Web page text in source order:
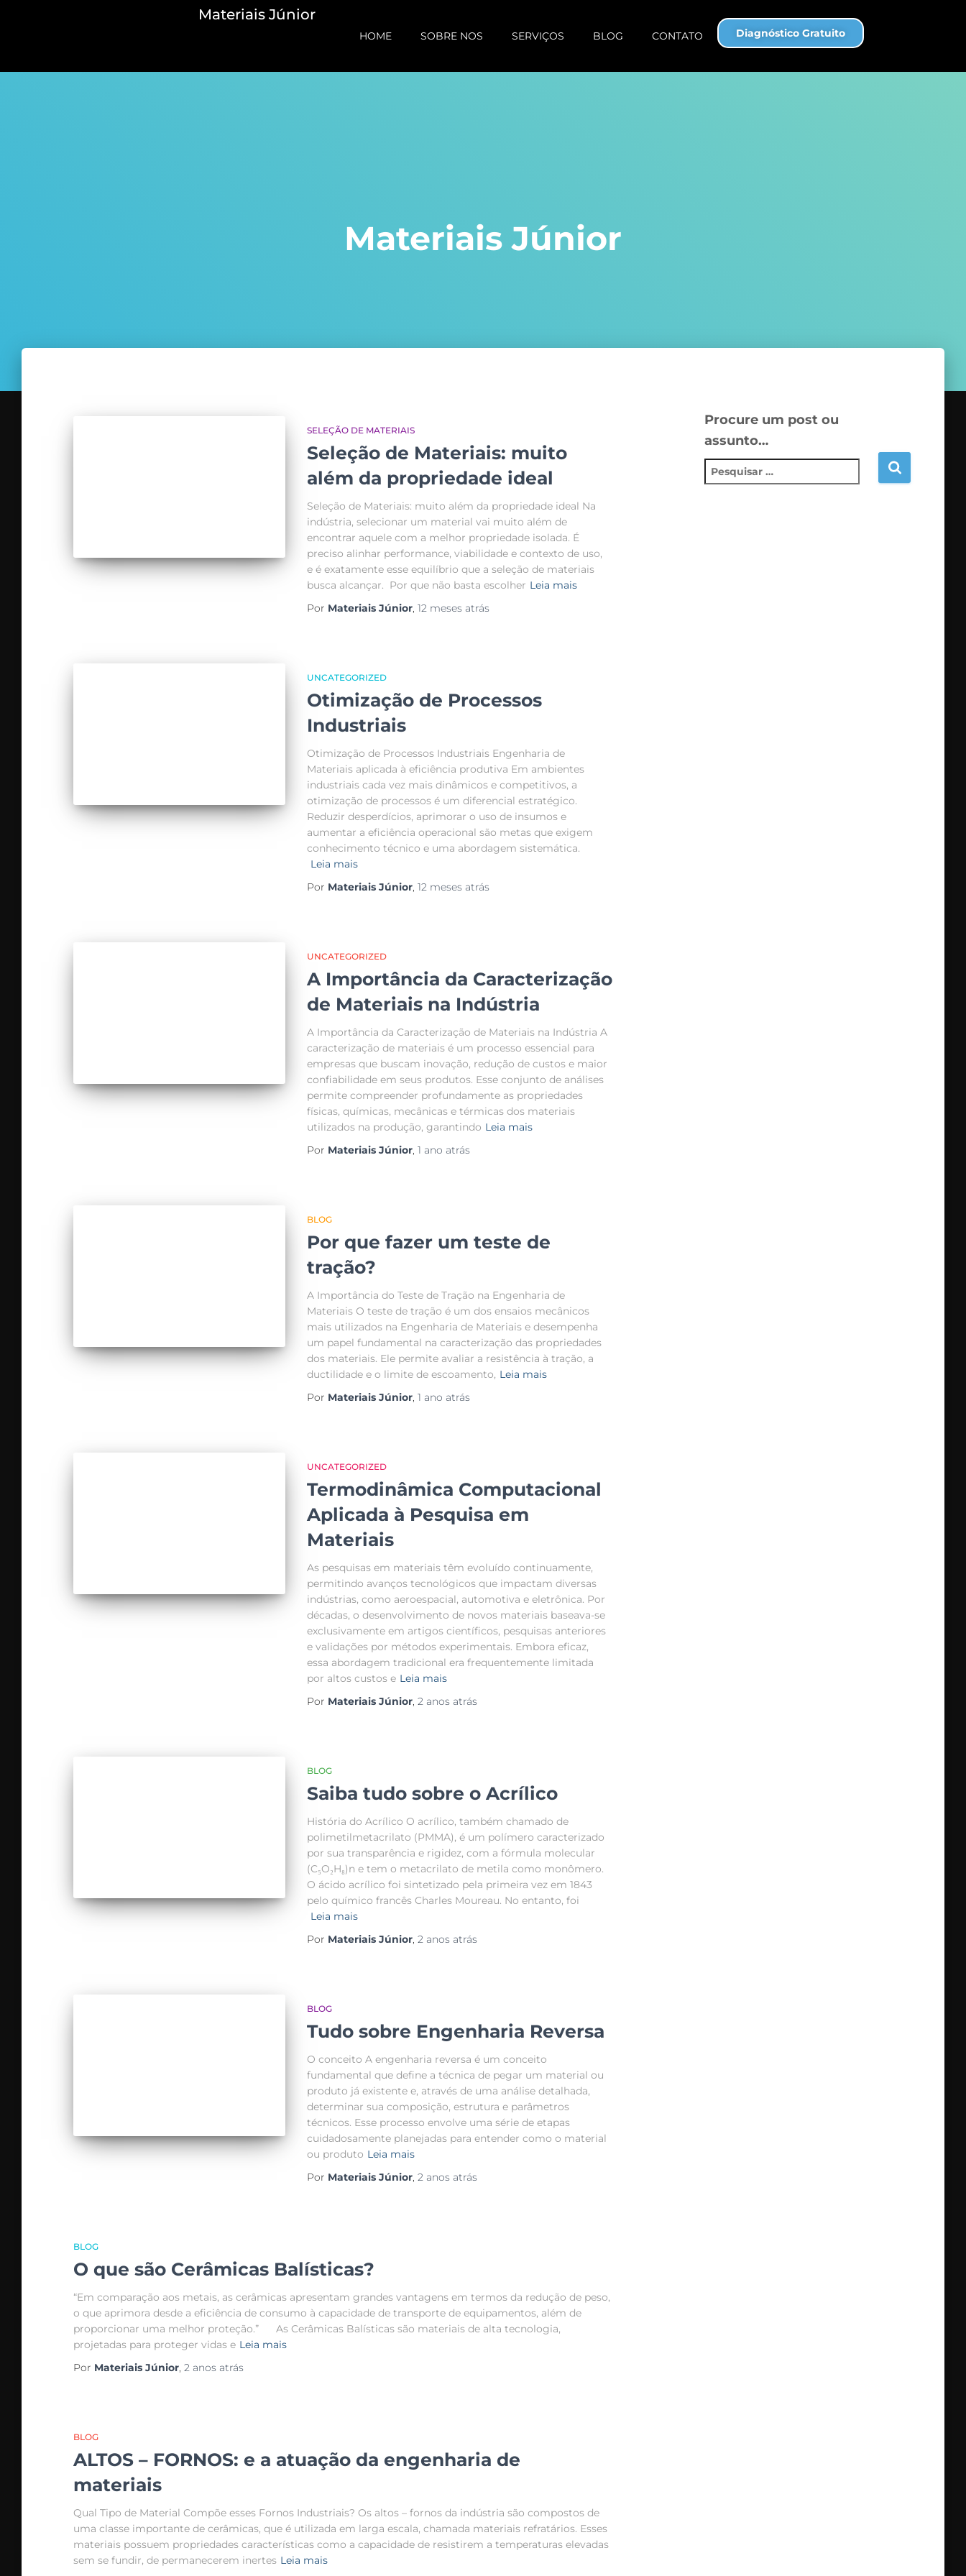
Materiais Júnior
HOME SOBRE NOS SERVIÇOS BLOG CONTATO Diagnóstico Gratuito
Materiais Júnior
SELEÇÃO DE MATERIAIS
Seleção de Materiais: muito
além da propriedade ideal
Seleção de Materiais: muito além da propriedade ideal Na
indústria, selecionar um material vai muito além de
encontrar aquele com a melhor propriedade isolada. É
preciso alinhar performance, viabilidade e contexto de uso,
e é exatamente esse equilíbrio que a seleção de materiais
busca alcançar. Por que não basta escolher Leia mais
Por Materiais Júnior, 12 meses atrás
UNCATEGORIZED
Otimização de Processos
Industriais
Otimização de Processos Industriais Engenharia de
Materiais aplicada à eficiência produtiva Em ambientes
industriais cada vez mais dinâmicos e competitivos, a
otimização de processos é um diferencial estratégico.
Reduzir desperdícios, aprimorar o uso de insumos e
aumentar a eficiência operacional são metas que exigem
conhecimento técnico e uma abordagem sistemática.
Leia mais
Por Materiais Júnior, 12 meses atrás
UNCATEGORIZED
A Importância da Caracterização
de Materiais na Indústria
A Importância da Caracterização de Materiais na Indústria A
caracterização de materiais é um processo essencial para
empresas que buscam inovação, redução de custos e maior
confiabilidade em seus produtos. Esse conjunto de análises
permite compreender profundamente as propriedades
físicas, químicas, mecânicas e térmicas dos materiais
utilizados na produção, garantindo Leia mais
Por Materiais Júnior, 1 ano atrás
BLOG
Por que fazer um teste de
tração?
A Importância do Teste de Tração na Engenharia de
Materiais O teste de tração é um dos ensaios mecânicos
mais utilizados na Engenharia de Materiais e desempenha
um papel fundamental na caracterização das propriedades
dos materiais. Ele permite avaliar a resistência à tração, a
ductilidade e o limite de escoamento, Leia mais
Por Materiais Júnior, 1 ano atrás
UNCATEGORIZED
Termodinâmica Computacional
Aplicada à Pesquisa em
Materiais
As pesquisas em materiais têm evoluído continuamente,
permitindo avanços tecnológicos que impactam diversas
indústrias, como aeroespacial, automotiva e eletrônica. Por
décadas, o desenvolvimento de novos materiais baseava-se
exclusivamente em artigos científicos, pesquisas anteriores
e validações por métodos experimentais. Embora eficaz,
essa abordagem tradicional era frequentemente limitada
por altos custos e Leia mais
Por Materiais Júnior, 2 anos atrás
BLOG
Saiba tudo sobre o Acrílico
História do Acrílico O acrílico, também chamado de
polimetilmetacrilato (PMMA), é um polímero caracterizado
por sua transparência e rigidez, com a fórmula molecular
(C₅O₂H₈)n e tem o metacrilato de metila como monômero.
O ácido acrílico foi sintetizado pela primeira vez em 1843
pelo químico francês Charles Moureau. No entanto, foi
Leia mais
Por Materiais Júnior, 2 anos atrás
BLOG
Tudo sobre Engenharia Reversa
O conceito A engenharia reversa é um conceito
fundamental que define a técnica de pegar um material ou
produto já existente e, através de uma análise detalhada,
determinar sua composição, estrutura e parâmetros
técnicos. Esse processo envolve uma série de etapas
cuidadosamente planejadas para entender como o material
ou produto Leia mais
Por Materiais Júnior, 2 anos atrás
BLOG
O que são Cerâmicas Balísticas?
“Em comparação aos metais, as cerâmicas apresentam grandes vantagens em termos da redução de peso,
o que aprimora desde a eficiência de consumo à capacidade de transporte de equipamentos, além de
proporcionar uma melhor proteção.” As Cerâmicas Balísticas são materiais de alta tecnologia,
projetadas para proteger vidas e Leia mais
Por Materiais Júnior, 2 anos atrás
BLOG
ALTOS – FORNOS: e a atuação da engenharia de
materiais
Qual Tipo de Material Compõe esses Fornos Industriais? Os altos – fornos da indústria são compostos de
uma classe importante de cerâmicas, que é utilizada em larga escala, chamada materiais refratários. Esses
materiais possuem propriedades características como a capacidade de resistirem a temperaturas elevadas
sem se fundir, de permanecerem inertes Leia mais
Procure um post ou
assunto…